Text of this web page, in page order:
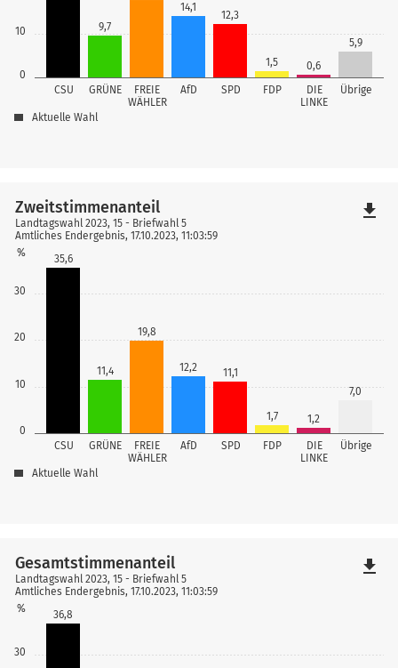
0
10
CSU GRÜNE
FREIE
WÄHLER
AfD SPD FDP
DIE
LINKE
Übrige
9,7
14,1
12,3
1,5 0,6
5,9
Aktuelle Wahl
0
10
20
30
%
CSU GRÜNE
FREIE
WÄHLER
AfD SPD FDP
DIE
LINKE
Übrige
35,6
11,4
19,8
12,2 11,1
1,7 1,2
7,0
Zweitstimmenanteil
Landtagswahl 2023, 15 - Briefwahl 5
Amtliches Endergebnis, 17.10.2023, 11:03:59
Aktuelle Wahl
file_download
30
%
36,8
Gesamtstimmenanteil
Landtagswahl 2023, 15 - Briefwahl 5
Amtliches Endergebnis, 17.10.2023, 11:03:59
file_download